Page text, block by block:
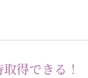
得できる！